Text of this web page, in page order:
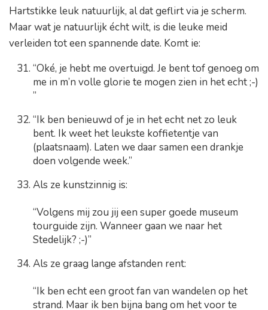
Hartstikke leuk natuurlijk, al dat geflirt via je scherm.
Maar wat je natuurlijk écht wilt, is die leuke meid
verleiden tot een spannende date. Komt ie:
“Oké, je hebt me overtuigd. Je bent tof genoeg om
me in m’n volle glorie te mogen zien in het echt ;-)
”
“Ik ben benieuwd of je in het echt net zo leuk
bent. Ik weet het leukste koffietentje van
(plaatsnaam). Laten we daar samen een drankje
doen volgende week.”
Als ze kunstzinnig is:
“Volgens mij zou jij een super goede museum
tourguide zijn. Wanneer gaan we naar het
Stedelijk? ;-)”
Als ze graag lange afstanden rent:
“Ik ben echt een groot fan van wandelen op het
strand. Maar ik ben bijna bang om het voor te